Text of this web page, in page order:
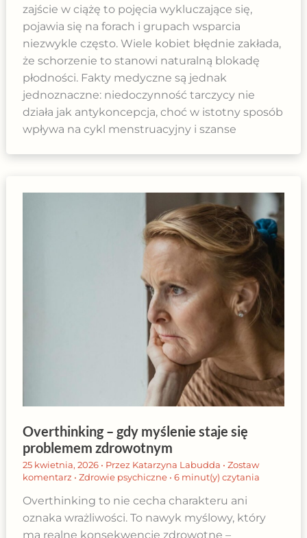
zajście w ciążę to pojęcia wykluczające się,
pojawia się na forach i grupach wsparcia
niezwykle często. Wiele kobiet błędnie zakłada,
że schorzenie to stanowi naturalną blokadę
płodności. Fakty medyczne są jednak
jednoznaczne: niedoczynność tarczycy nie
działa jak antykoncepcja, choć w istotny sposób
wpływa na cykl menstruacyjny i szanse
Overthinking – gdy myślenie staje się
problemem zdrowotnym
25 kwietnia, 2026 • Przez Katarzyna Labudda • Zostaw
komentarz • Zdrowie psychiczne• 6 minut(y) czytania
Overthinking to nie cecha charakteru ani
oznaka wrażliwości. To nawyk myślowy, który
ma realne konsekwencje zdrowotne –